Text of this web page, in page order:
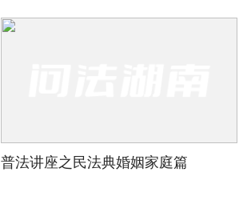
普法讲座之民法典婚姻家庭篇